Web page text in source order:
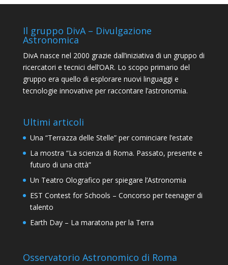
Il gruppo DivA – Divulgazione
Astronomica
DivA nasce nel 2000 grazie dall’iniziativa di un gruppo di
ricercatori e tecnici dell’OAR. Lo scopo primario del
gruppo era quello di esplorare nuovi linguaggi e
tecnologie innovative per raccontare l’astronomia.
Ultimi articoli
Una “Terrazza delle Stelle” per cominciare l’estate
La mostra “La scienza di Roma. Passato, presente e
futuro di una città”
Un Teatro Olografico per spiegare l’Astronomia
EST Contest for Schools – Concorso per teenager di
talento
Earth Day – La maratona per la Terra
Osservatorio Astronomico di Roma